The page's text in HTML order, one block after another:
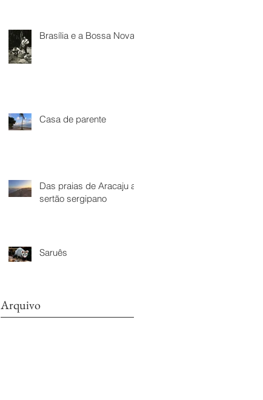
Brasília e a Bossa Nova*
Casa de parente
Das praias de Aracaju ao
sertão sergipano
Saruês
Arquivo